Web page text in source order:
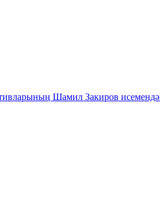
Шамил Закиров